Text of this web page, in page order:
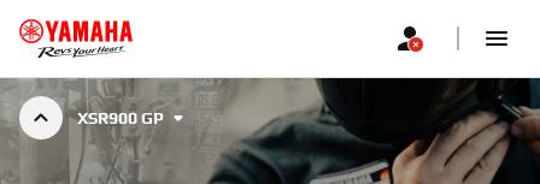
XSR900 GP